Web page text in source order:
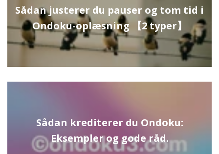
Sådan justerer du pauser og tom tid i
Ondoku-oplæsning 【2 typer】
Sådan krediterer du Ondoku:
Eksempler og gode råd.